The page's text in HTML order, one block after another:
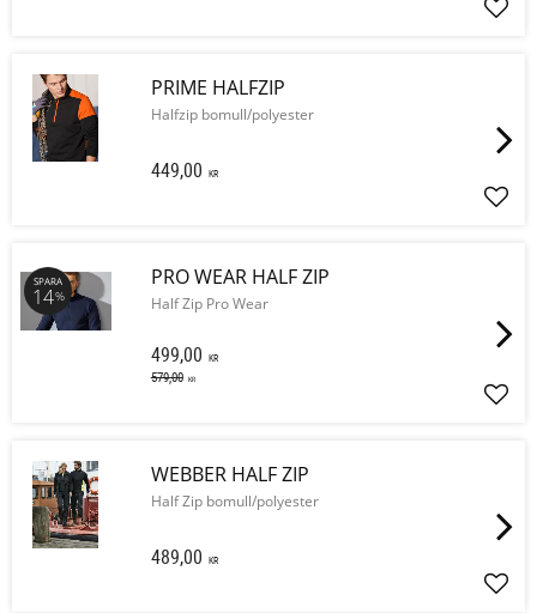
PRIME HALFZIP
Halfzip bomull/polyester
449,00 KR
PRO WEAR HALF ZIP
Half Zip Pro Wear
499,00 KR
579,00 KR
SPARA
14%
WEBBER HALF ZIP
Half Zip bomull/polyester
489,00 KR